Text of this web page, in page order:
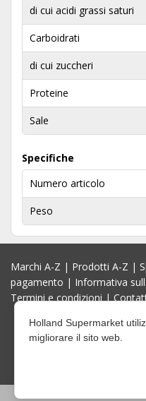
di cui acidi grassi saturi
Carboidrati
di cui zuccheri
Proteine
Sale
Specifiche
Numero articolo
Peso
Marchi A-Z | Prodotti A-Z |
pagamento | Informativa
Termini e condizioni|
Holland Supermarket
migliorare il sito web.